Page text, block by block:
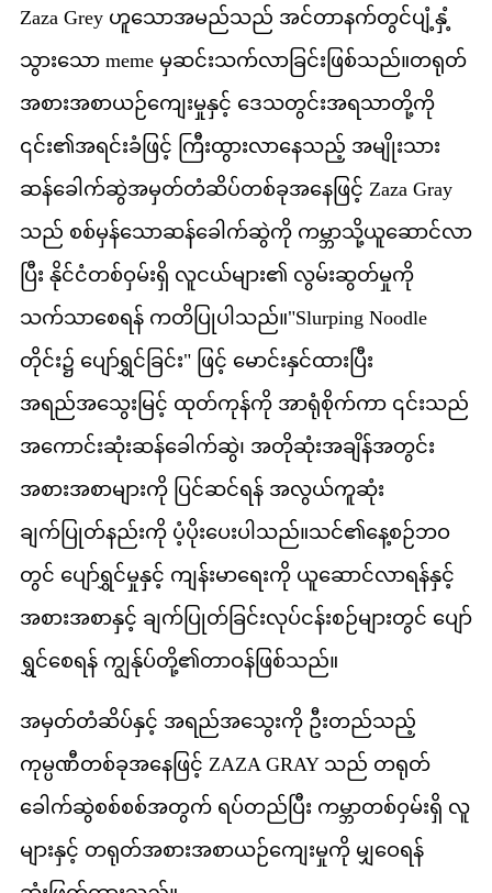
Zaza Grey ဟူသောအမည်သည် အင်တာနက်တွင်ပျံ့နှံ့
သွားသော meme မှဆင်းသက်လာခြင်းဖြစ်သည်။တရုတ်
အစားအစာယဉ်ကျေးမှုနှင့် ဒေသတွင်းအရသာတို့ကို
၎င်း၏အရင်းခံဖြင့် ကြီးထွားလာနေသည့် အမျိုးသား
ဆန်ခေါက်ဆွဲအမှတ်တံဆိပ်တစ်ခုအနေဖြင့် Zaza Gray
သည် စစ်မှန်သောဆန်ခေါက်ဆွဲကို ကမ္ဘာသို့ယူဆောင်လာ
ပြီး နိုင်ငံတစ်ဝှမ်းရှိ လူငယ်များ၏ လွမ်းဆွတ်မှုကို
သက်သာစေရန် ကတိပြုပါသည်။"Slurping Noodle
တိုင်း၌ ပျော်ရွှင်ခြင်း" ဖြင့် မောင်းနှင်ထားပြီး
အရည်အသွေးမြင့် ထုတ်ကုန်ကို အာရုံစိုက်ကာ ၎င်းသည်
အကောင်းဆုံးဆန်ခေါက်ဆွဲ၊ အတိုဆုံးအချိန်အတွင်း
အစားအစာများကို ပြင်ဆင်ရန် အလွယ်ကူဆုံး
ချက်ပြုတ်နည်းကို ပံ့ပိုးပေးပါသည်။သင်၏နေ့စဉ်ဘဝ
တွင် ပျော်ရွှင်မှုနှင့် ကျန်းမာရေးကို ယူဆောင်လာရန်နှင့်
အစားအစာနှင့် ချက်ပြုတ်ခြင်းလုပ်ငန်းစဉ်များတွင် ပျော်
ရွှင်စေရန် ကျွန်ုပ်တို့၏တာဝန်ဖြစ်သည်။
အမှတ်တံဆိပ်နှင့် အရည်အသွေးကို ဦးတည်သည့်
ကုမ္ပဏီတစ်ခုအနေဖြင့် ZAZA GRAY သည် တရုတ်
ခေါက်ဆွဲစစ်စစ်အတွက် ရပ်တည်ပြီး ကမ္ဘာတစ်ဝှမ်းရှိ လူ
များနှင့် တရုတ်အစားအစာယဉ်ကျေးမှုကို မျှဝေရန်